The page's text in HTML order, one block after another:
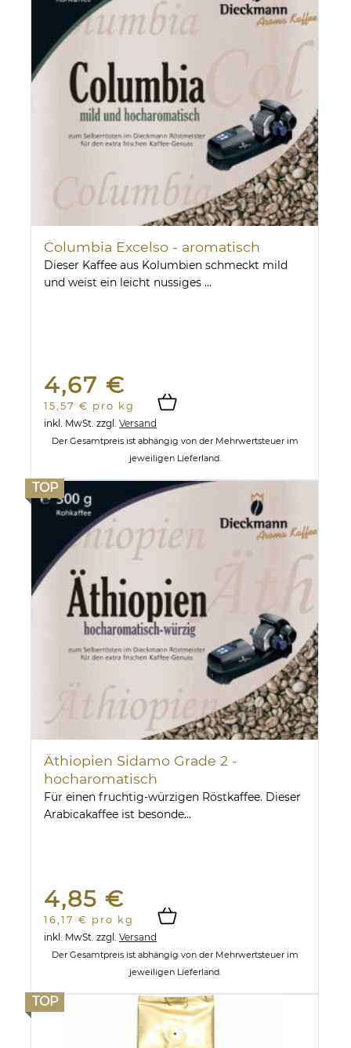
Columbia Excelso - aromatisch
Dieser Kaffee aus Kolumbien schmeckt mild
und weist ein leicht nussiges ...
4,67 €
15,57 € pro kg
inkl. MwSt. zzgl. Versand
Der Gesamtpreis ist abhängig von der Mehrwertsteuer im
jeweiligen Lieferland.
TOP
Äthiopien Sidamo Grade 2 -
hocharomatisch
Für einen fruchtig-würzigen Röstkaffee. Dieser
Arabicakaffee ist besonde...
4,85 €
16,17 € pro kg
inkl. MwSt. zzgl. Versand
Der Gesamtpreis ist abhängig von der Mehrwertsteuer im
jeweiligen Lieferland.
TOP